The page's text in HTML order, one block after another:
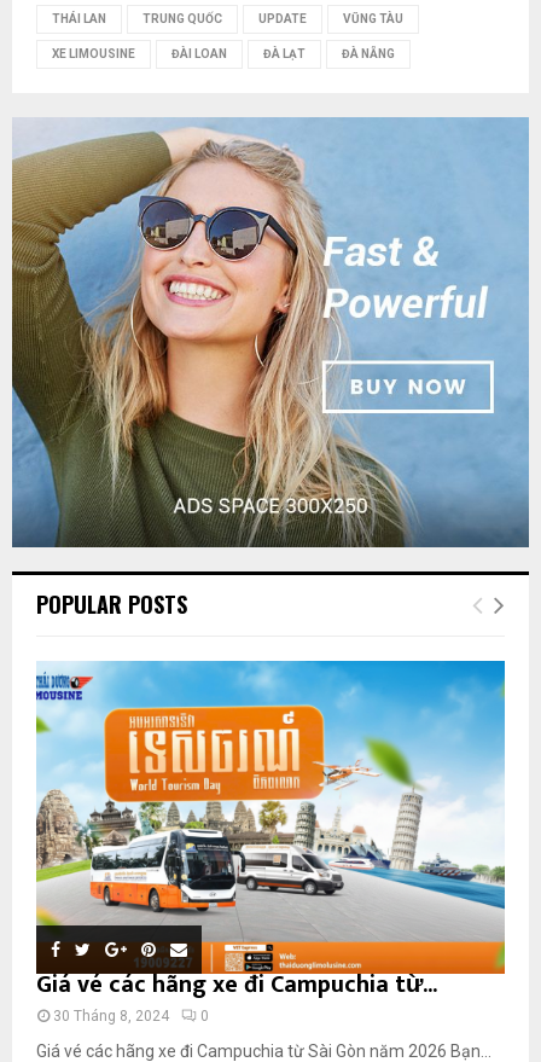
THÁI LAN TRUNG QUỐC UPDATE VŨNG TÀU
XE LIMOUSINE ĐÀI LOAN ĐÀ LẠT ĐÀ NẴNG
POPULAR POSTS
Giá vé các hãng xe đi Campuchia từ...
30 Tháng 8, 2024 0
Giá vé các hãng xe đi Campuchia từ Sài Gòn năm 2026 Bạn...